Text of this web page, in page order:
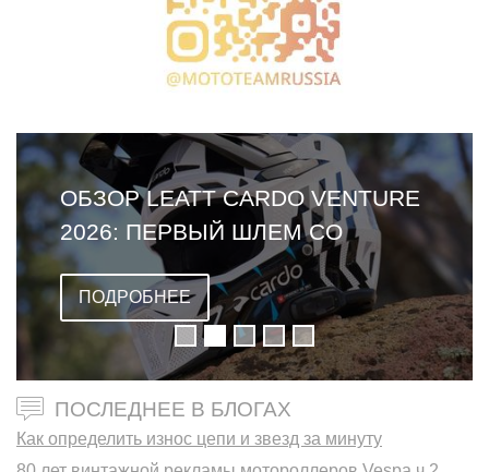
ОБЗОР LEATT CARDO VENTURE
2026: ПЕРВЫЙ ШЛЕМ СО
ВСТРОЕННОЙ ГАРНИТУРОЙ
ПОДРОБНЕЕ
ПОСЛЕДНЕЕ В БЛОГАХ
Как определить износ цепи и звезд за минуту